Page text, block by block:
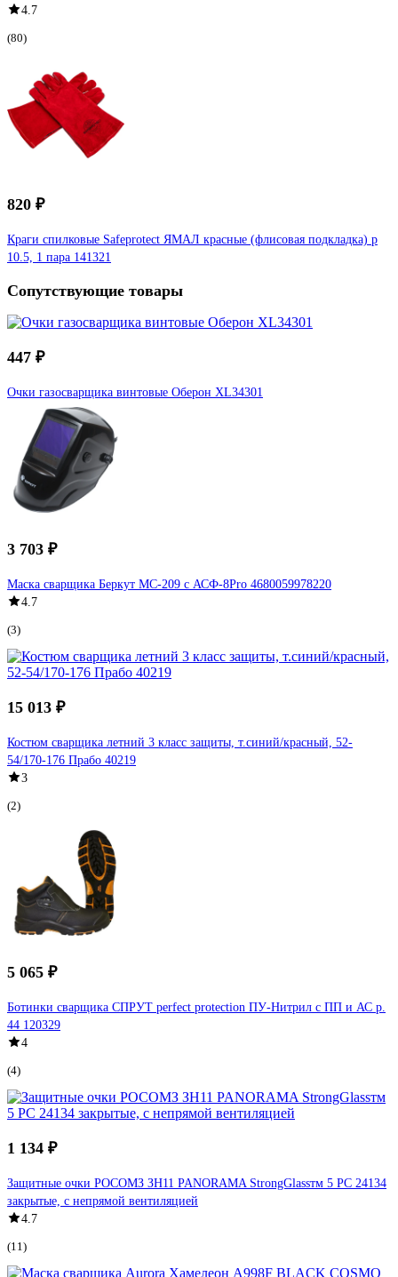
4.7
(80)
820 ₽
Краги спилковые Safeprotect ЯМАЛ красные (флисовая подкладка) р
10.5, 1 пара 141321
Сопутствующие товары
447 ₽
Очки газосварщика винтовые Оберон XL34301
3 703 ₽
Маска сварщика Беркут МС-209 с АСФ-8Pro 4680059978220
4.7
(3)
15 013 ₽
Костюм сварщика летний 3 класс защиты, т.синий/красный, 52-
54/170-176 Прабо 40219
3
(2)
5 065 ₽
Ботинки сварщика СПРУТ perfect protection ПУ-Нитрил с ПП и АС р.
44 120329
4
(4)
1 134 ₽
Защитные очки РОСОМЗ ЗН11 PANORAMA StrongGlassтм 5 PC 24134
закрытые, с непрямой вентиляцией
4.7
(11)